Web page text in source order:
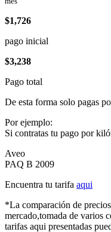
$1,726
pago inicial
$3,238
Pago total
De esta forma solo pagas
Por ejemplo:
Si contratas tu pago por
Aveo
PAQ B 2009
Encuentra tu tarifa aqui
*La comparación de
mercado,tomada de varios
tarifas aqui presentadas